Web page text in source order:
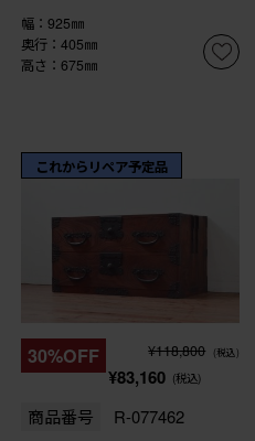
幅：925㎜
奥行：405㎜
高さ：675㎜
これからリペア予定品
30%OFF ¥118,800 (税込)
¥83,160 (税込)
商品番号 R-077462